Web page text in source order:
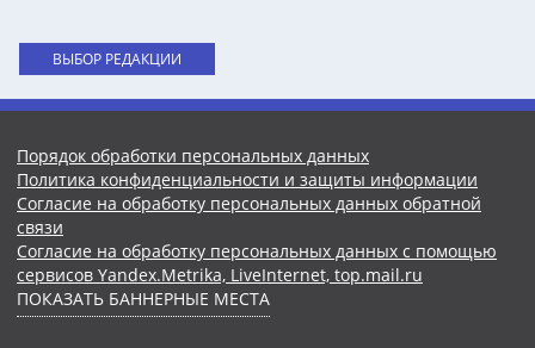
ВЫБОР РЕДАКЦИИ
Порядок обработки персональных данных
Политика конфиденциальности и защиты информации
Согласие на обработку персональных данных обратной
связи
Согласие на обработку персональных данных с помощью
сервисов Yandex.Metrika, LiveInternet, top.mail.ru
ПОКАЗАТЬ БАННЕРНЫЕ МЕСТА